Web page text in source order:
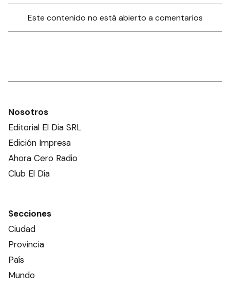
Este contenido no está abierto a comentarios
Nosotros
Editorial El Dia SRL
Edición Impresa
Ahora Cero Radio
Club El Día
Secciones
Ciudad
Provincia
País
Mundo